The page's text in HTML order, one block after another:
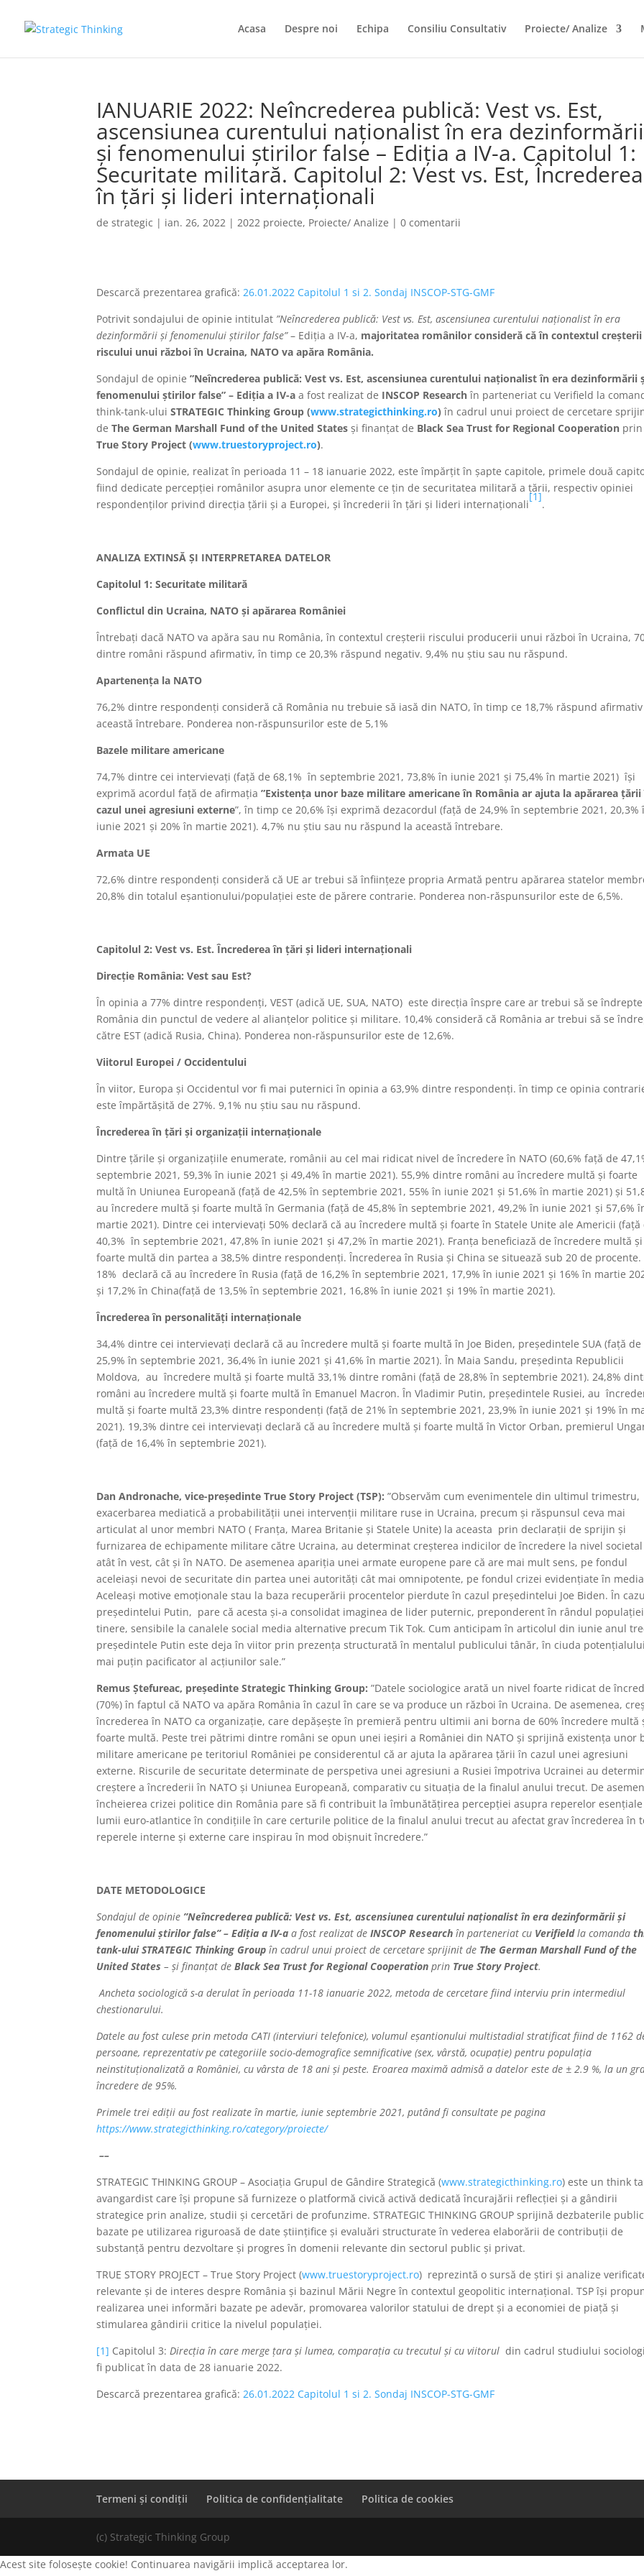
Acasa Despre noi Echipa Consiliu Consultativ Proiecte/ Analize
IANUARIE 2022: Neîncrederea publică: Vest vs. Est,
ascensiunea curentului naționalist în era dezinformării
și fenomenului știrilor false – Ediția a IV-a. Capitolul 1:
Securitate militară. Capitolul 2: Vest vs. Est, Încrederea
în țări și lideri internaționali
destrategic | ian. 26, 2022 |2022 proiecte, Proiecte/ Analize |0 comentarii
Descarcă prezentarea grafică:26.01.2022 Capitolul 1 si 2. Sondaj INSCOP-STG-GMF
Potrivit sondajului de opinie intitulat ”Neîncrederea publică: Vest vs. Est, ascensiunea curentului naționalist în era
dezinformării și fenomenului știrilor false”– Ediția a IV-a, majoritatea românilor consideră că în contextul creșterii
riscului unui război în Ucraina, NATO va apăra România.
Sondajul de opinie”Neîncrederea publică: Vest vs. Est, ascensiunea curentului naționalist în era dezinformării
fenomenului știrilor false” – Ediția a IV-a a fost realizat de INSCOP Researchîn parteneriat cu Verifield la
think-tank-uluiSTRATEGIC Thinking Group (www.strategicthinking.ro)în cadrul unui proiect de cercetare
deThe German Marshall Fund of the United Statesși finanțat de Black Sea Trust for Regional Cooperation prin
True Story Project (www.truestoryproject.ro).
Sondajul de opinie, realizat în perioada 11 – 18 ianuarie 2022, este împărțit în șapte capitole, primele două
fiind dedicate percepției românilor asupra unor elemente ce țin de securitatea militară a țării, respectiv opiniei
respondenților privind direcția țării și a Europei, și încrederii în țări și lideri internaționali
[1]
.
ANALIZA EXTINSĂ ȘI INTERPRETAREA DATELOR
Capitolul 1: Securitate militară
Conflictul din Ucraina, NATO și apărarea României
Întrebați dacă NATO va apăra sau nu România, în contextul creșterii riscului producerii unui război în Ucraina,
dintre români răspund afirmativ, în timp ce 20,3% răspund negativ. 9,4% nu știu sau nu răspund.
Apartenența la NATO
76,2% dintre respondenți consideră că România nu trebuie să iasă din NATO, în timp ce 18,7% răspund
această întrebare. Ponderea non-răspunsurilor este de 5,1%
Bazele militare americane
74,7% dintre cei intervievați (față de 68,1% în septembrie 2021, 73,8% în iunie 2021 și 75,4% în martie 2021) își
exprimă acordul față de afirmația”Existența unor baze militare americane în România ar ajuta la apărarea țării
cazul unei agresiuni externe”, în timp ce 20,6% își exprimă dezacordul (față de 24,9% în septembrie 2021, 20,3%
iunie 2021 și 20% în martie 2021). 4,7% nu știu sau nu răspund la această întrebare.
Armata UE
72,6% dintre respondenți consideră că UE ar trebui să înființeze propria Armată pentru apărarea statelor
20,8% din totalul eșantionului/populației este de părere contrarie. Ponderea non-răspunsurilor este de 6,5%.
Capitolul 2: Vest vs. Est. Încrederea în țări și lideri internaționali
Direcție România:Vest sau Est?
În opinia a 77% dintre respondenți, VEST (adică UE, SUA, NATO) este direcția înspre care ar trebui să se îndrepte
România din punctul de vedere al alianțelor politice și militare. 10,4% consideră că România ar trebui să se
către EST (adică Rusia, China). Ponderea non-răspunsurilor este de 12,6%.
Viitorul Europei / Occidentului
În viitor, Europa și Occidentul vor fi mai puternici în opinia a 63,9% dintre respondenți. în timp ce opinia
este împărtășită de 27%. 9,1% nu știu sau nu răspund.
Încrederea în țări și organizații internaționale
Dintre țările și organizațiile enumerate, românii au cel mai ridicat nivel de încredere în NATO (60,6% față de
septembrie 2021, 59,3% în iunie 2021 și 49,4% în martie 2021). 55,9% dintre români au încredere multă și foarte
multă în Uniunea Europeană (față de 42,5% în septembrie 2021, 55% în iunie 2021 și 51,6% în martie 2021) și
au încredere multă și foarte multă în Germania (față de 45,8% în septembrie 2021, 49,2% în iunie 2021 și 57,6%
martie 2021). Dintre cei intervievați 50% declară că au încredere multă și foarte în Statele Unite ale Americii (față
40,3% în septembrie 2021, 47,8% în iunie 2021 și 47,2% în martie 2021). Franța beneficiază de încredere multă și
foarte multă din partea a 38,5% dintre respondenți. Încrederea în Rusia și China se situează sub 20 de procente.
18% declară că au încredere în Rusia (față de 16,2% în septembrie 2021, 17,9% în iunie 2021 și 16% în martie
și 17,2% în China(față de 13,5% în septembrie 2021, 16,8% în iunie 2021 și 19% în martie 2021).
Încrederea în personalități internaționale
34,4% dintre cei intervievați declară că au încredere multă și foarte multă în Joe Biden, președintele SUA (față de
25,9% în septembrie 2021, 36,4% în iunie 2021 și 41,6% în martie 2021). În Maia Sandu, președinta Republicii
Moldova, au încredere multă și foarte multă 33,1% dintre români (față de 28,8% în septembrie 2021). 24,8%
români au încredere multă și foarte multă în Emanuel Macron. În Vladimir Putin, președintele Rusiei, au
multă și foarte multă 23,3% dintre respondenți (față de 21% în septembrie 2021, 23,9% în iunie 2021 și 19% în
2021). 19,3% dintre cei intervievați declară că au încredere multă și foarte multă în Victor Orban, premierul
(față de 16,4% în septembrie 2021).
Dan Andronache, vice-președinte True Story Project (TSP): ”Observăm cum evenimentele din ultimul trimestru,
exacerbarea mediatică a probabilității unei intervenții militare ruse in Ucraina, precum și răspunsul ceva mai
articulat al unor membri NATO ( Franța, Marea Britanie și Statele Unite) la aceasta prin declarații de sprijin și
furnizarea de echipamente militare către Ucraina, au determinat creșterea indicilor de încredere la nivel societal
atât în vest, cât și în NATO. De asemenea apariția unei armate europene pare că are mai mult sens, pe fondul
aceleiași nevoi de securitate din partea unei autorități cât mai omnipotente, pe fondul crizei evidențiate în
Aceleași motive emoționale stau la baza recuperării procentelor pierdute în cazul președintelui Joe Biden. În
președintelui Putin, pare că acesta și-a consolidat imaginea de lider puternic, preponderent în rândul populației
tinere, sensibile la canalele social media alternative precum Tik Tok. Cum anticipam în articolul din iunie anul
președintele Putin este deja în viitor prin prezența structurată în mentalul publicului tânăr, în ciuda potențialului
mai puțin pacificator al acțiunilor sale.”
Remus Ștefureac, președinte Strategic Thinking Group: ”Datele sociologice arată un nivel foarte ridicat de
(70%) în faptul că NATO va apăra România în cazul în care se va produce un război în Ucraina. De asemenea,
încrederea în NATO ca organizație, care depășește în premieră pentru ultimii ani borna de 60% încredere multă
foarte multă. Peste trei pătrimi dintre români se opun unei ieșiri a României din NATO și sprijină existența unor
militare americane pe teritoriul României pe considerentul că ar ajuta la apărarea țării în cazul unei agresiuni
externe. Riscurile de securitate determinate de perspetiva unei agresiuni a Rusiei împotriva Ucrainei au
creștere a încrederii în NATO și Uniunea Europeană, comparativ cu situația de la finalul anului trecut. De
încheierea crizei politice din România pare să fi contribuit la îmbunătățirea percepției asupra reperelor esențiale
lumii euro-atlantice în condițiile în care certurile politice de la finalul anului trecut au afectat grav încrederea în
reperele interne și externe care inspirau în mod obișnuit încredere.”
DATE METODOLOGICE
Sondajul de opinie ”Neîncrederea publică: Vest vs. Est, ascensiunea curentului naționalist în era dezinformării și
fenomenului știrilor false” – Ediția a IV-a a fost realizat deINSCOP Research în parteneriat cu Verifieldla comanda
tank-ului STRATEGIC Thinking Group în cadrul unui proiect de cercetare sprijinit de The German Marshall Fund of the
United States – și finanțat deBlack Sea Trust for Regional Cooperation prin True Story Project.
Ancheta sociologică s-a derulat în perioada 11-18 ianuarie 2022, metoda de cercetare fiind interviu prin intermediul
chestionarului.
Datele au fost culese prin metoda CATI (interviuri telefonice), volumul eșantionului multistadial stratificat fiind de 1162
persoane, reprezentativ pe categoriile socio-demografice semnificative (sex, vârstă, ocupație) pentru populația
neinstituționalizată a României, cu vârsta de 18 ani și peste. Eroarea maximă admisă a datelor este de ± 2.9 %, la un
încredere de 95%.
Primele trei ediții au fost realizate în martie, iunie septembrie 2021, putând fi consultate pe pagina
https://www.strategicthinking.ro/category/proiecte/
––
STRATEGIC THINKING GROUP – Asociația Grupul de Gândire Strategică (www.strategicthinking.ro) este un think
avangardist care își propune să furnizeze o platformă civică activă dedicată încurajării reflecției și a gândirii
strategice prin analize, studii și cercetări de profunzime. STRATEGIC THINKING GROUP sprijină dezbaterile
bazate pe utilizarea riguroasă de date științifice și evaluări structurate în vederea elaborării de contribuții de
substanță pentru dezvoltare și progres în domenii relevante din sectorul public și privat.
TRUE STORY PROJECT – True Story Project (www.truestoryproject.ro) reprezintă o sursă de știri și analize
relevante și de interes despre România și bazinul Mării Negre în contextul geopolitic internațional. TSP își
realizarea unei informări bazate pe adevăr, promovarea valorilor statului de drept și a economiei de piață și
stimularea gândirii critice la nivelul populației.
[1] Capitolul 3:Direcția în care merge țara și lumea, comparația cu trecutul și cu viitoruldin cadrul studiului
fi publicat în data de 28 ianuarie 2022.
Descarcă prezentarea grafică:26.01.2022 Capitolul 1 si 2. Sondaj INSCOP-STG-GMF
Termeni și condiții Politica de confidențialitate Politica de cookies
(c) Strategic Thinking Group
Acest site folosește cookie! Continuarea navigării implică acceptarea lor.